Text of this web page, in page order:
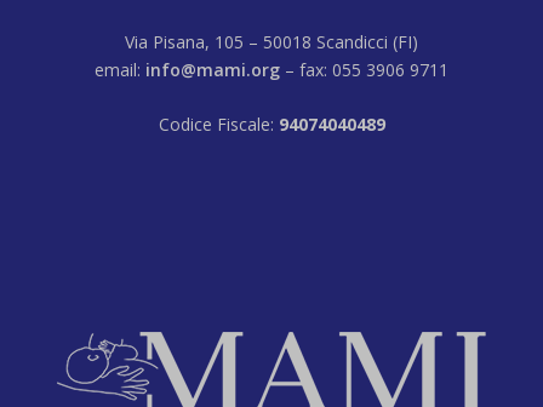
Via Pisana, 105 – 50018 Scandicci (FI)
email: info@mami.org – fax: 055 3906 9711
Codice Fiscale: 94074040489